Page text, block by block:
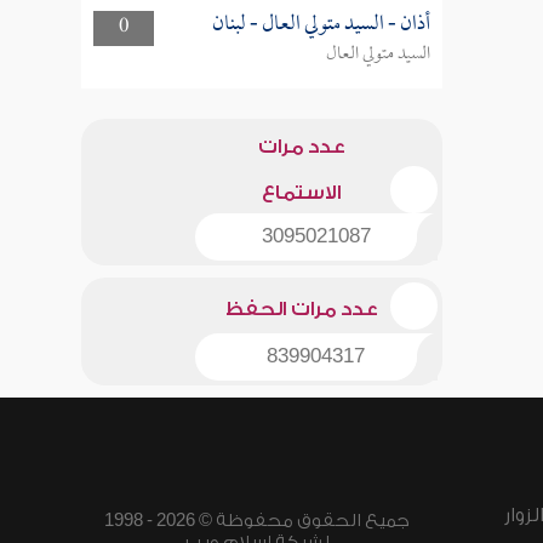
0
أذان - السيد متولي العال - لبنان
السيد متولي العال
عدد مرات
الاستماع
3095021087
عدد مرات الحفظ
839904317
جميع الحقوق محفوظة © 2026 - 1998